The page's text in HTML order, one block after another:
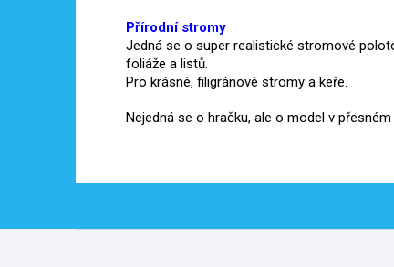
Přírodní stromy
Jedná se o super realistické stromové
foliáže a listů.
Pro krásné, filigránové stromy a keře.
Nejedná se o hračku, ale o model v přesném